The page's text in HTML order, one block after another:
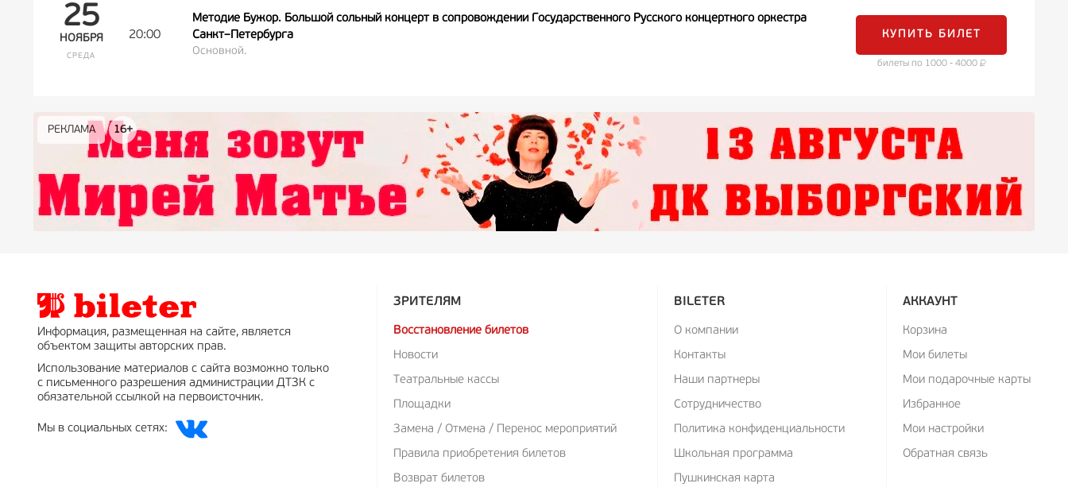
25
НОЯБРЯ
СРЕДА
20:00
Методие Бужор. Большой сольный концерт в сопровождении Государственного Русского концертного оркестра
Санкт–Петербурга
Основной.
КУПИТЬ БИЛЕТ
билеты по 1000 - 4000
РЕКЛАМА 16+
РЕКЛАМА 16+
РЕКЛАМА 12+
РЕКЛАМА
РЕКЛАМА 0+
РЕКЛАМА 18+
Информация, размещенная на сайте, является
объектом защиты авторских прав.
Использование материалов с сайта возможно только
с письменного разрешения администрации ДТЗК с
обязательной ссылкой на первоисточник.
Мы в социальных сетях:
ЗРИТЕЛЯМ
Восстановление билетов
Новости
Театральные кассы
Площадки
Замена / Отмена / Перенос мероприятий
Правила приобретения билетов
Возврат билетов
BILETER
О компании
Контакты
Наши партнеры
Сотрудничество
Политика конфиденциальности
Школьная программа
Пушкинская карта
АККАУНТ
Корзина
Мои билеты
Мои подарочные карты
Избранное
Мои настройки
Обратная связь